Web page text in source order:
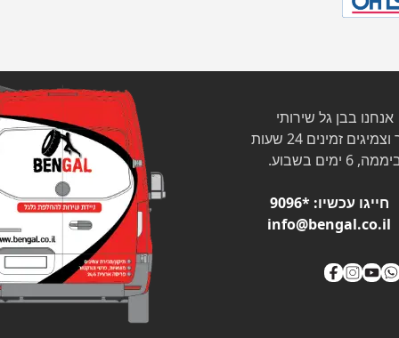
אנחנו בבן גל שירותי
זמינים 24 שעות
6 ימים בשבוע.
חייגו עכשיו:*9096
info@bengal.co.il